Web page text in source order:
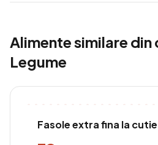
Alimente similare
Legume
Fasole extra fina la